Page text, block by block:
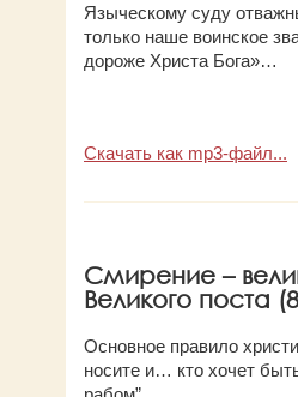
Языческому суду
только наше воинское
дороже Христа Бога»…
Скачать как mp3-файл...
Смирение –
Великого поста
Основное правило
носите и… кто хочет